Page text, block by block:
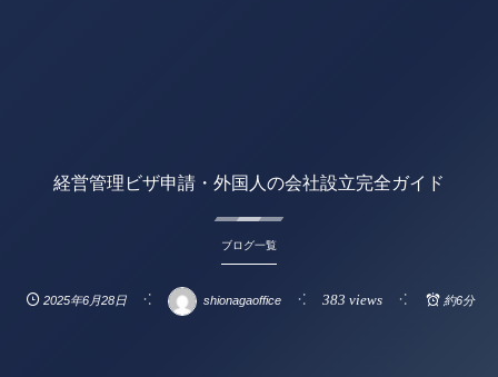
経営管理ビザ申請・外国人の会社設立完全ガイド
ブログ一覧
2025年6月28日 shionagaoffice 383 views 約6分